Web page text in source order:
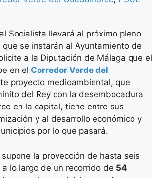
Socialista llevará al próximo pleno
que se instarán al Ayuntamiento de
a la Diputación de Málaga que el
en el Corredor Verde del
proyecto medioambiental, que
del Rey con la desembocadura
en la capital, tiene entre sus
y al desarrollo económico y
por lo que pasará.
la proyección de hasta seis
lo largo de un recorrido de 54